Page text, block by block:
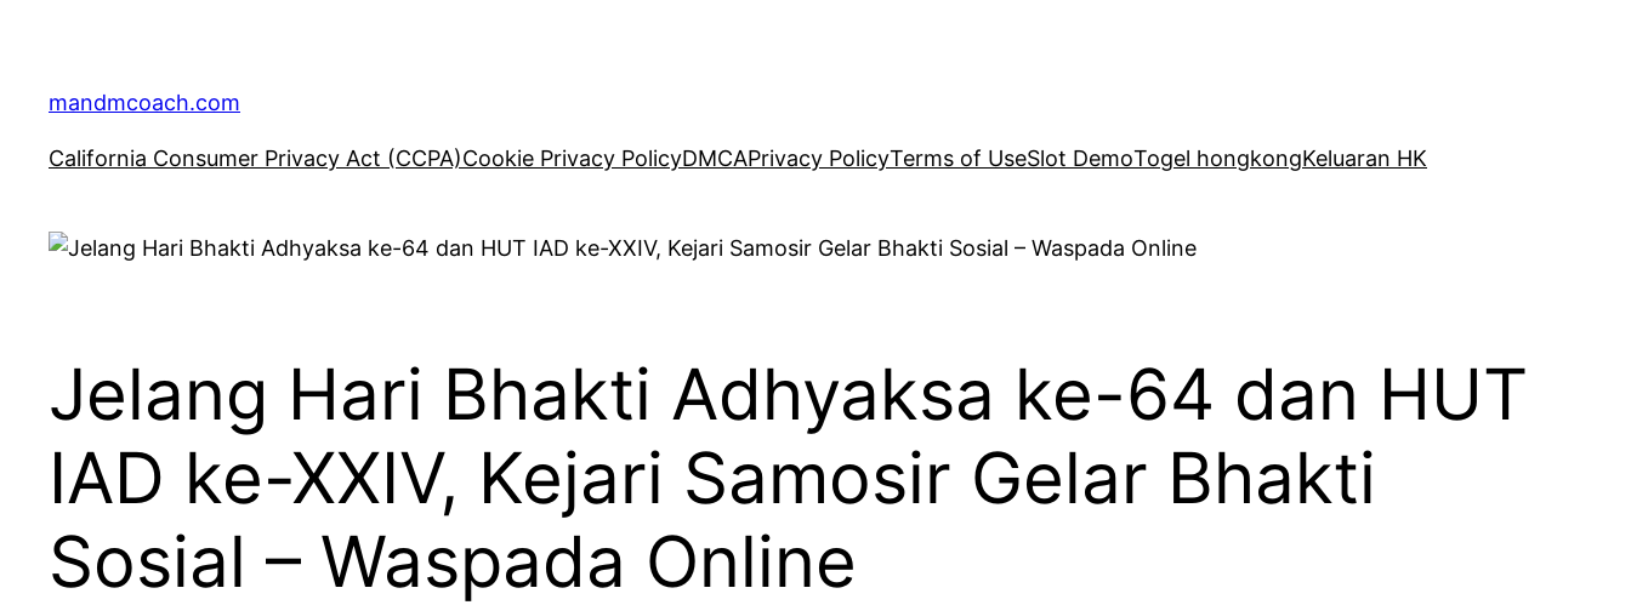
content
mandmcoach.com
California Consumer Privacy Act (CCPA)Cookie Privacy PolicyDMCAPrivacy PolicyTerms of UseSlot DemoTogel hongkongKeluaran HK
Jelang Hari Bhakti Adhyaksa ke-64 dan HUT
IAD ke-XXIV, Kejari Samosir Gelar Bhakti
Sosial – Waspada Online